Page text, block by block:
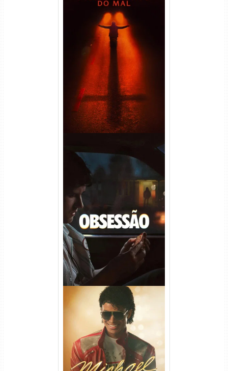
Passageiro do Mal Torrent
(2026) WEB-DL 1080p Dual
Áudio
Obsessão Torrent (2026)
WEB-DL 1080p/4K Dual
Áudio
Michael Torrent (2026) WEB-
DL 1080p/4K Dual Áudio